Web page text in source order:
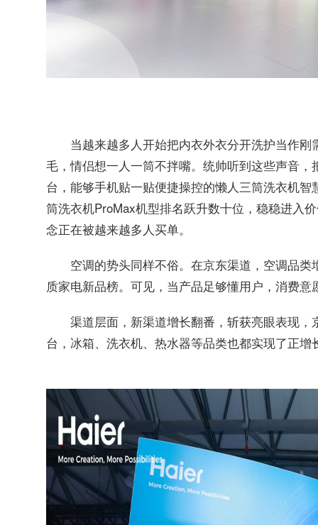
当越来越多人开始把内衣外衣分开洗护当作
毛，情侣想一人一筒不拌嘴。统帅听到这些声音
台，能够手机贴一贴便捷操控的懒人三筒洗衣机
筒洗衣机ProMax机型排名跃升数十位，稳稳进入
念正在被越来越多人买单。
空调的势头同样不俗。在京东渠道，空调品
质家电新品榜。可见，当产品足够懂用户，消费意
渠道层面，新渠道增长翻番，斩获亮眼表现
台，冰箱、洗衣机、热水器等品类也都实现了正